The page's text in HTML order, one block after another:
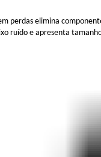
perdas elimina
ruído e apresenta